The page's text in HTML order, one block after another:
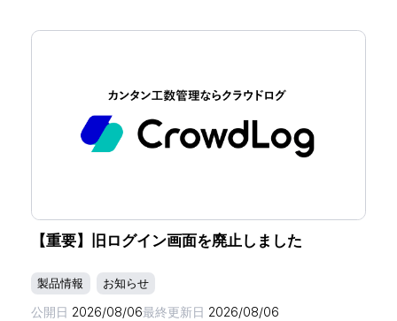
【重要】旧ログイン画面を廃止しました
製品情報 お知らせ
公開日 2026/08/06最終更新日 2026/08/06